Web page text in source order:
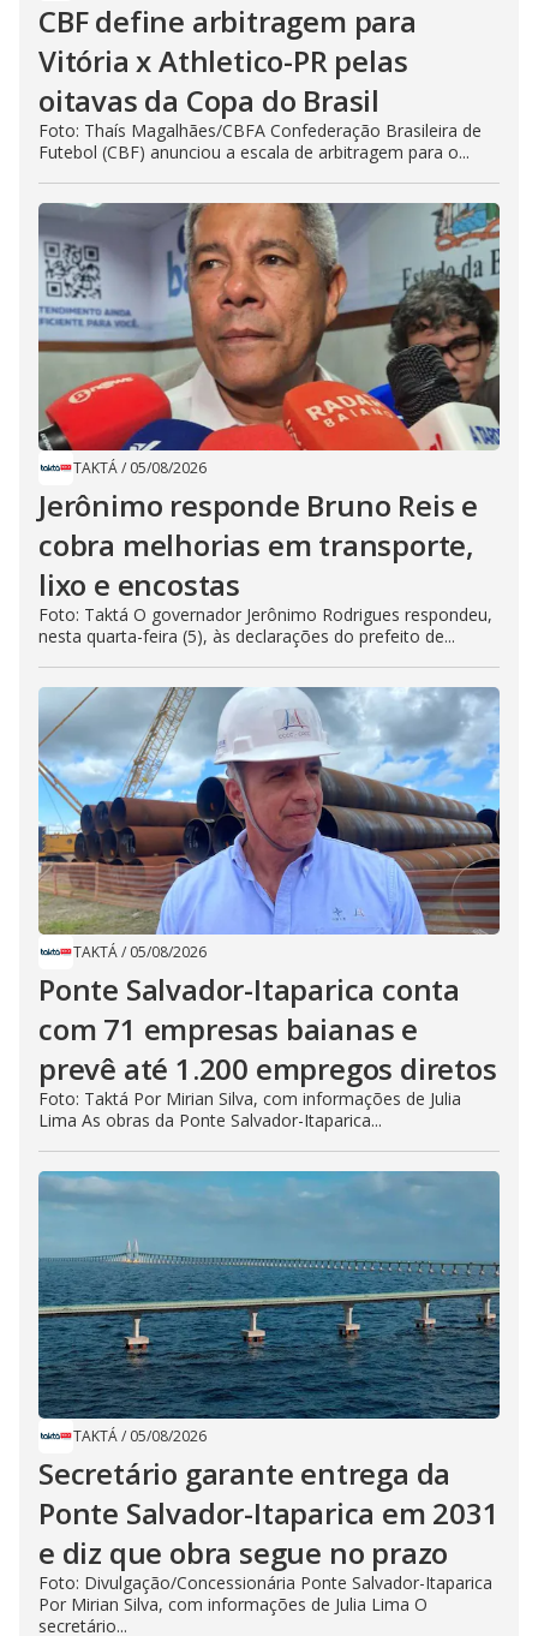
CBF define arbitragem para
Vitória x Athletico-PR pelas
oitavas da Copa do Brasil
Foto: Thaís Magalhães/CBFA Confederação Brasileira de
Futebol (CBF) anunciou a escala de arbitragem para o...
TAKTÁ/ 05/08/2026
Jerônimo responde Bruno Reis e
cobra melhorias em transporte,
lixo e encostas
Foto: Taktá O governador Jerônimo Rodrigues respondeu,
nesta quarta-feira (5), às declarações do prefeito de...
TAKTÁ/ 05/08/2026
Ponte Salvador-Itaparica conta
com 71 empresas baianas e
prevê até 1.200 empregos diretos
Foto: Taktá Por Mirian Silva, com informações de Julia
Lima As obras da Ponte Salvador-Itaparica...
TAKTÁ/ 05/08/2026
Secretário garante entrega da
Ponte Salvador-Itaparica em 2031
e diz que obra segue no prazo
Foto: Divulgação/Concessionária Ponte Salvador-Itaparica
Por Mirian Silva, com informações de Julia Lima O
secretário...